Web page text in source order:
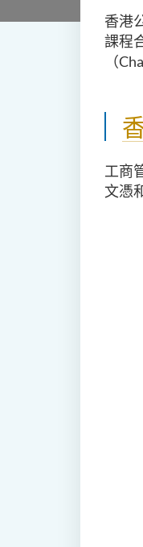
香港
課程
（
工商
文憑